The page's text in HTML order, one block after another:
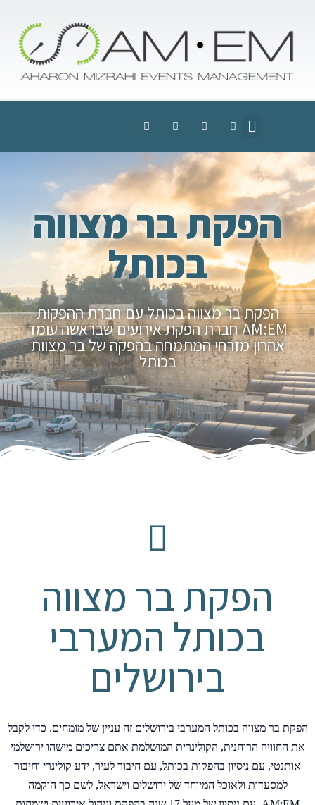
הפקת בר מצווה
בכותל
הפקת בר מצווה בכותל עם חברת ההפקות
AM:EM חברת הפקת אירועים שבראשה עומד
אהרון מזרחי המתמחה בהפקה של בר מצוות
בכותל
הפקת בר מצווה
בכותל המערבי
בירושלים
הפקת בר מצווה בכותל המערבי בירושלים זה עניין של מומחים. כדי לקבל
את החוויה הרוחנית, הקולינרית המושלמת אתם צריכים מישהו ירושלמי
אותנטי, עם ניסיון בהפקות בכותל, עם חיבור לעיר, ידע קולינרי וחיבור
למסעדות ולאוכל המיוחד של ירושלים וישראל, לשם כך הוקמה